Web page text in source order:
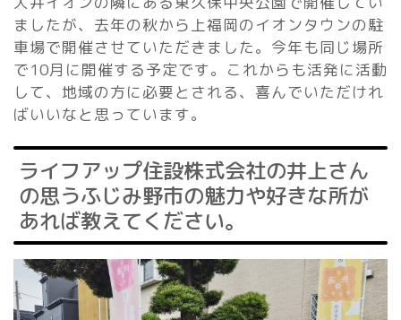
ましたが、去年の秋から上福岡のイオンタウンの駐
車場で開催させていただきました。今年も同じ場所
で10月に開催する予定です。これからも活発に活動
して、地域の方に必要とされる、喜んでいただけれ
ばいいなと思っています。
ライフアップ住設株式会社の井上さん
の思うふじみ野市の魅力や好きな所が
あれば教えてください。